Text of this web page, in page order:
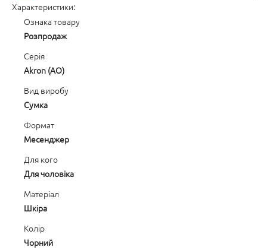
Характеристики:
Ознака товару
Розпродаж
Серія
Akron (AO)
Вид виробу
Сумка
Формат
Месенджер
Для кого
Для чоловіка
Матеріал
Шкіра
Колір
Чорний